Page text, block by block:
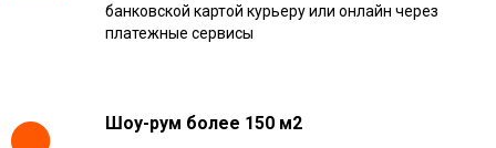
банковской картой курьеру или онлайн через
платежные сервисы
Шоу-рум более 150 м2